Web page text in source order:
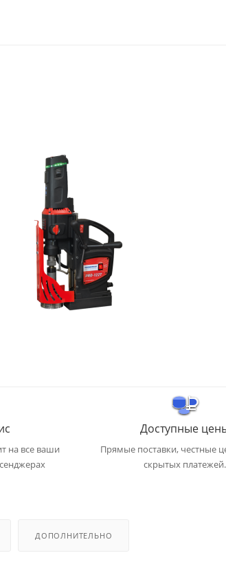
на все ваши
Доступные
Прямые поставки, честные
скрытых платежей.
ДОПОЛНИТЕЛЬНО